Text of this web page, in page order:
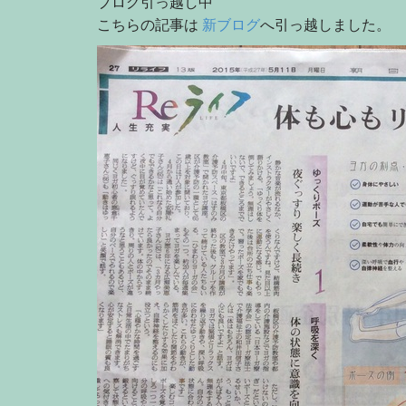
こちらの記事は 新ブログへ引っ越しました。